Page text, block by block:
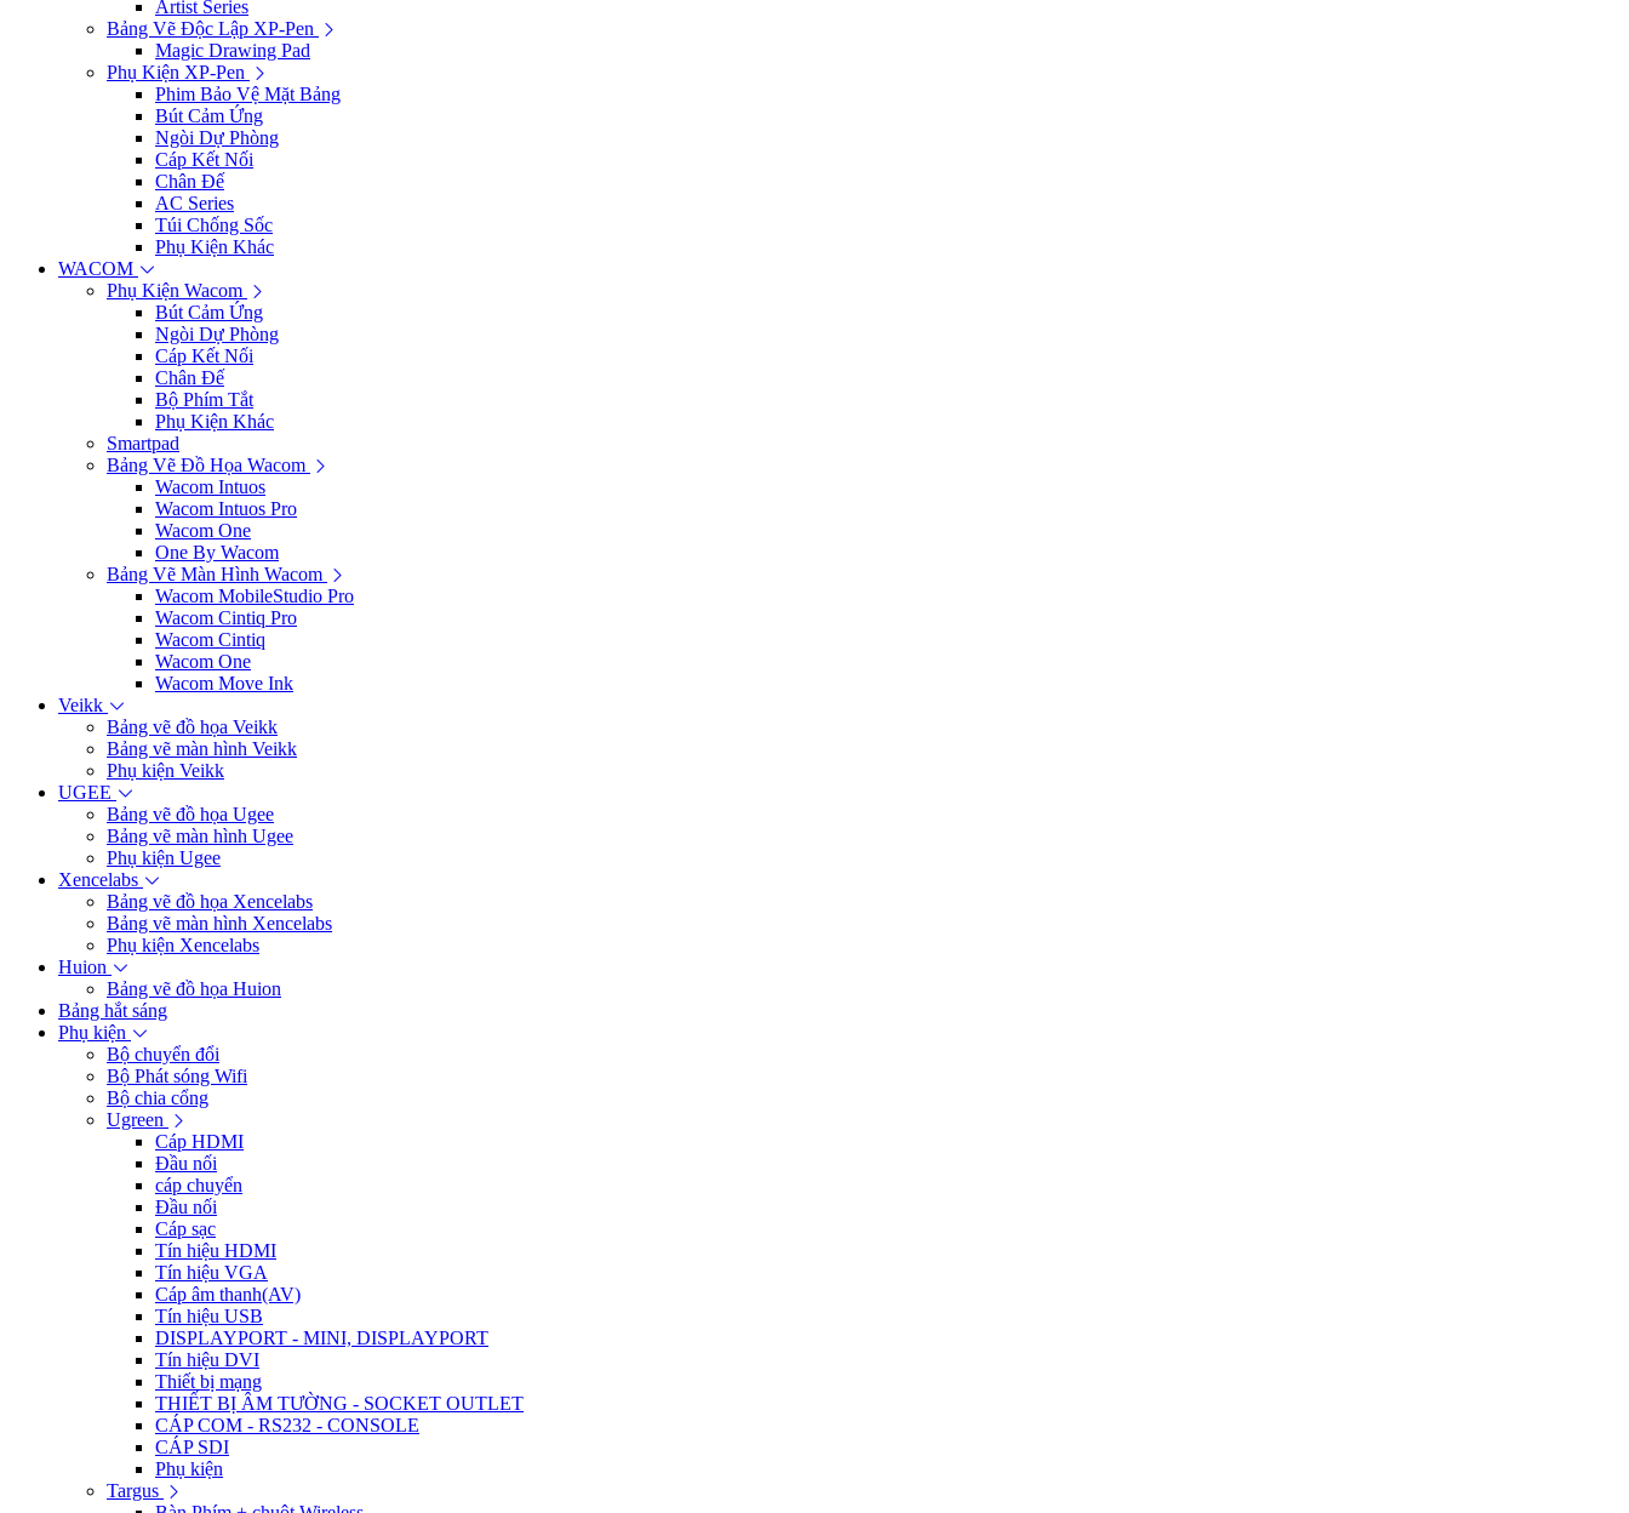
Artist Series
Bảng Vẽ Độc Lập XP-Pen
Magic Drawing Pad
Phụ Kiện XP-Pen
Phim Bảo Vệ Mặt Bảng
Bút Cảm Ứng
Ngòi Dự Phòng
Cáp Kết Nối
Chân Đế
AC Series
Túi Chống Sốc
Phụ Kiện Khác
WACOM
Phụ Kiện Wacom
Bút Cảm Ứng
Ngòi Dự Phòng
Cáp Kết Nối
Chân Đế
Bộ Phím Tắt
Phụ Kiện Khác
Smartpad
Bảng Vẽ Đồ Họa Wacom
Wacom Intuos
Wacom Intuos Pro
Wacom One
One By Wacom
Bảng Vẽ Màn Hình Wacom
Wacom MobileStudio Pro
Wacom Cintiq Pro
Wacom Cintiq
Wacom One
Wacom Move Ink
Veikk
Bảng vẽ đồ họa Veikk
Bảng vẽ màn hình Veikk
Phụ kiện Veikk
UGEE
Bảng vẽ đồ họa Ugee
Bảng vẽ màn hình Ugee
Phụ kiện Ugee
Xencelabs
Bảng vẽ đồ họa Xencelabs
Bảng vẽ màn hình Xencelabs
Phụ kiện Xencelabs
Huion
Bảng vẽ đồ họa Huion
Bảng hắt sáng
Phụ kiện
Bộ chuyển đổi
Bộ Phát sóng Wifi
Bộ chia cổng
Ugreen
Cáp HDMI
Đầu nối
cáp chuyển
Đầu nối
Cáp sạc
Tín hiệu HDMI
Tín hiệu VGA
Cáp âm thanh(AV)
Tín hiệu USB
DISPLAYPORT - MINI, DISPLAYPORT
Tín hiệu DVI
Thiết bị mạng
THIẾT BỊ ÂM TƯỜNG - SOCKET OUTLET
CÁP COM - RS232 - CONSOLE
CÁP SDI
Phụ kiện
Targus